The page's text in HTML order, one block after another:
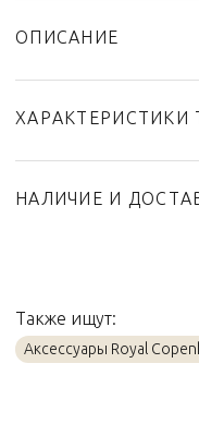
ОПИСАНИЕ
ХАРАКТЕРИСТИКИ
Материал
НАЛИЧИЕ И
Также ищут:
Аксессуары Royal